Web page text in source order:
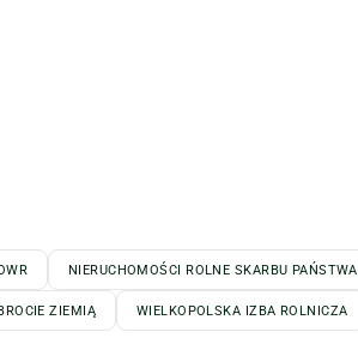
NIERUCHOMOŚCI ROLNE SKARBU PAŃSTWA
ZIEMIĄ WIELKOPOLSKA IZBA ROLNICZA